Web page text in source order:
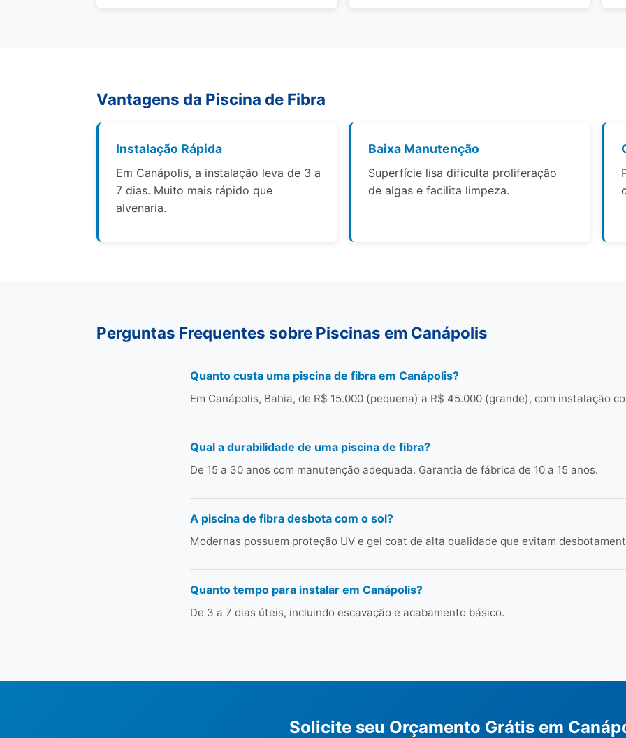
Vantagens da Piscina de Fibra
Instalação Rápida
Em Canápolis, a instalação leva de 3 a
7 dias. Muito mais rápido que
alvenaria.
Baixa Manutenção
Superfície lisa dificulta proliferação
de algas e facilita limpeza.
Perguntas Frequentes sobre Piscinas em Canápolis
Quanto custa uma piscina de fibra em Canápolis?
Em Canápolis, Bahia, de R$ 15.000 (pequena) a R$ 45.000 (grande), com instalação
Qual a durabilidade de uma piscina de fibra?
De 15 a 30 anos com manutenção adequada. Garantia de fábrica de 10 a 15 anos.
A piscina de fibra desbota com o sol?
Modernas possuem proteção UV e gel coat de alta qualidade que evitam
Quanto tempo para instalar em Canápolis?
De 3 a 7 dias úteis, incluindo escavação e acabamento básico.
Solicite seu Orçamento Grátis em